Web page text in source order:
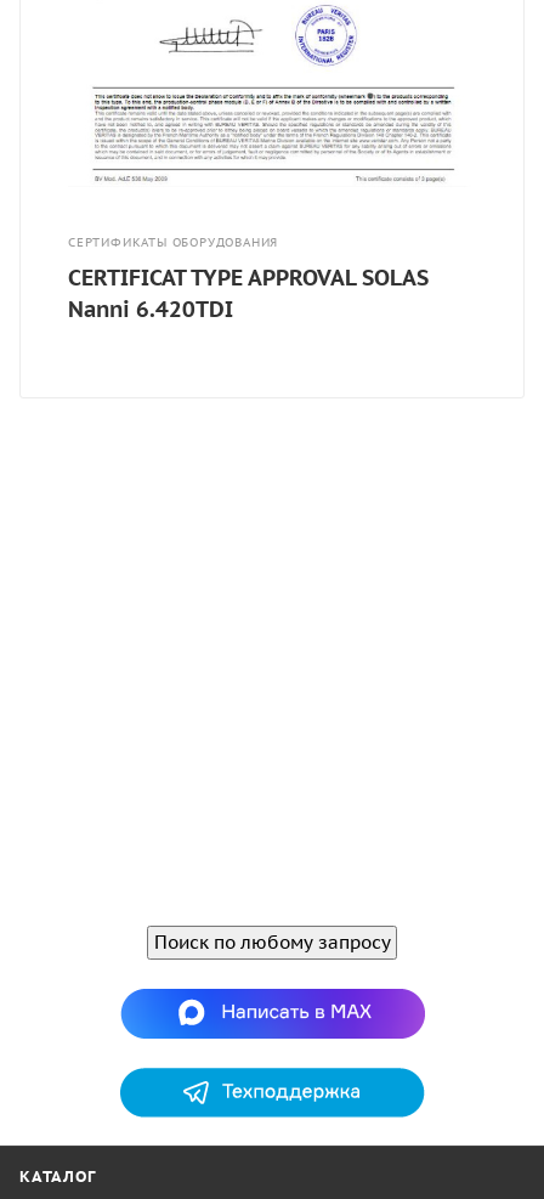
СЕРТИФИКАТЫ ОБОРУДОВАНИЯ
CERTIFICAT TYPE APPROVAL SOLAS
Nanni 6.420TDI
Поиск по любому запросу
КАТАЛОГ